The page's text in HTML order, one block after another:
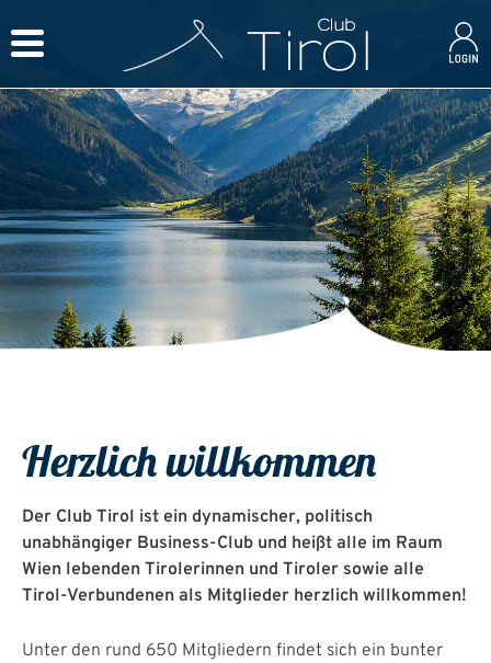
Herzlich willkommen
Der Club Tirol ist ein dynamischer, politisch
unabhängiger Business-Club und heißt alle im Raum
Wien lebenden Tirolerinnen und Tiroler sowie alle
Tirol-Verbundenen als Mitglieder herzlich willkommen!
Unter den rund 650 Mitgliedern findet sich ein bunter